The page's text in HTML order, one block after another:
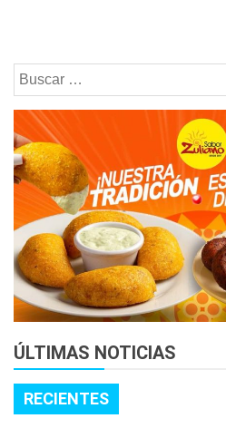
Buscar:
ÚLTIMAS NOTICIAS
RECIENTES